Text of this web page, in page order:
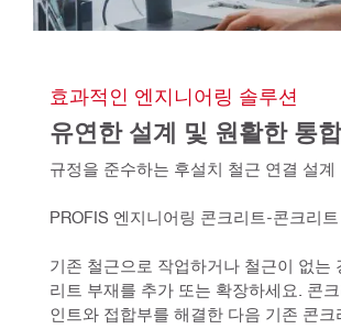
효과적인 엔지니어링 솔루션
유연한 설계 및 원활한 통합
규정을 준수하는 후설치 철근 연결 설계
PROFIS 엔지니어링 콘크리트-콘크리
기존 철근으로 작업하거나 철근이 없는
리트 부재를 추가 또는 확장하세요. 콘
인트와 접합부를 해결한 다음 기존 콘크